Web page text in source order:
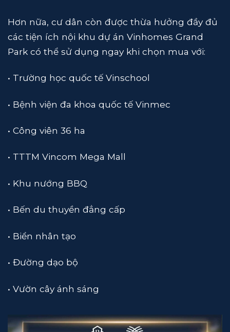
Hơn nữa, cư dân còn được thừa hưởng đầy đủ
các tiện ích nội khu dự án Vinhomes Grand
Park có thể sử dụng ngay khi chọn mua với:
• Trường học quốc tế Vinschool
• Bệnh viện đa khoa quốc tế Vinmec
• Công viên 36 ha
• TTTM Vincom Mega Mall
• Khu nướng BBQ
• Bến du thuyền đẳng cấp
• Biển nhân tạo
• Đường dạo bộ
• Vườn cây ánh sáng